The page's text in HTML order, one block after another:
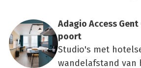
Ada­gio Access
poort
Studio's met
wandelafstand van